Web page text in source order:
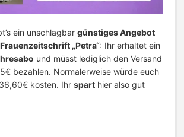
ein unschlagbar günstiges Angebot
Frauenzeitschrift „Petra“: Ihr erhaltet ein
und müsst lediglich den Versand
bezahlen. Normalerweise würde euch
kosten. Ihr spart hier also gut